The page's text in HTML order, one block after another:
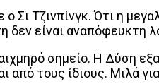
ο Σι Τζινπίνγκ. Ότι η
δεν είναι αναπόφευκτη
σημείο. Η Δύση
από τους ίδιους. Μιλά